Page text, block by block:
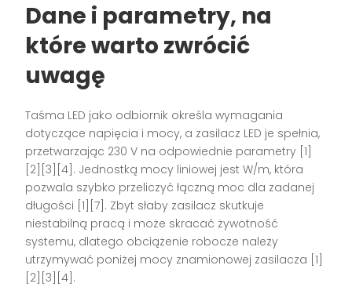
Dane i parametry, na
które warto zwrócić
uwagę
Taśma LED jako odbiornik określa wymagania
dotyczące napięcia i mocy, a zasilacz LED je spełnia,
przetwarzając 230 V na odpowiednie parametry [1]
[2][3][4]. Jednostką mocy liniowej jest W/m, która
pozwala szybko przeliczyć łączną moc dla zadanej
długości [1][7]. Zbyt słaby zasilacz skutkuje
niestabilną pracą i może skracać żywotność
systemu, dlatego obciążenie robocze należy
utrzymywać poniżej mocy znamionowej zasilacza [1]
[2][3][4].